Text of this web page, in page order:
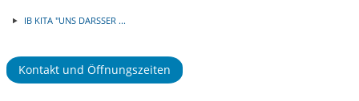
IB KITA "UNS DARSSER ...
Kontakt und Öffnungszeiten